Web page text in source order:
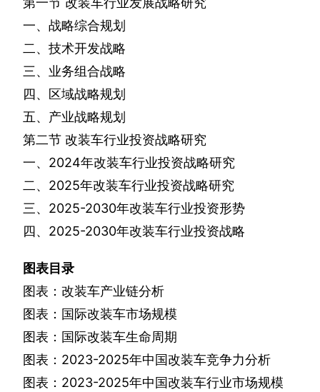
一、战略综合规划
二、技术开发战略
三、业务组合战略
四、区域战略规划
五、产业战略规划
第二节 改装车行业投资战略研究
一、 2024年改装车行业投资战略研究
二、 2025年改装车行业投资战略研究
三、 2025-2030年改装车行业投资形势
四、 2025-2030年改装车行业投资战略
图表目录
图表：改装车产业链分析
图表：国际改装车市场规模
图表：国际改装车生命周期
图表： 2023-2025年中国改装车竞争力分析
图表： 2023-2025年中国改装车行业市场规模